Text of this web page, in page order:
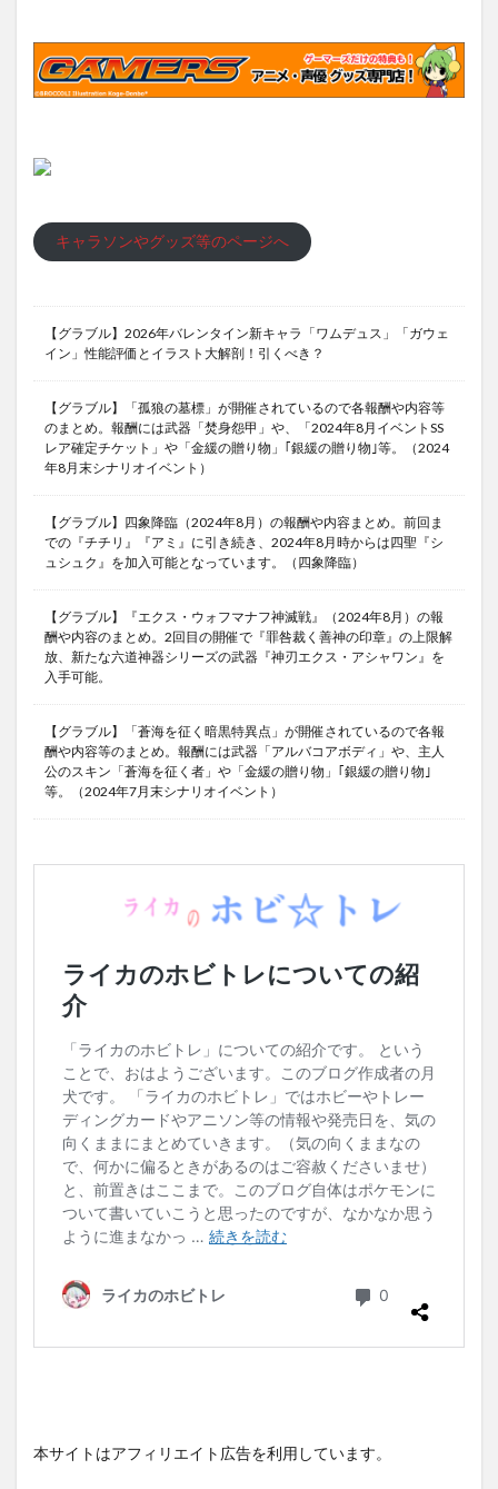
キャラソンやグッズ等のページへ
【グラブル】2026年バレンタイン新キャラ「ワムデュス」「ガウェ
イン」性能評価とイラスト大解剖！引くべき？
【グラブル】「孤狼の墓標」が開催されているので各報酬や内容等
のまとめ。報酬には武器「焚身怨甲」や、「2024年8月イベントSS
レア確定チケット」や「金緩の贈り物」｢銀緩の贈り物｣等。（2024
年8月末シナリオイベント）
【グラブル】四象降臨（2024年8月）の報酬や内容まとめ。前回ま
での『チチリ』『アミ』に引き続き、2024年8月時からは四聖『シ
ュシュク』を加入可能となっています。（四象降臨）
【グラブル】『エクス・ウォフマナフ神滅戦』（2024年8月）の報
酬や内容のまとめ。2回目の開催で『罪咎裁く善神の印章』の上限解
放、新たな六道神器シリーズの武器『神刃エクス・アシャワン』を
入手可能。
【グラブル】「蒼海を征く暗黒特異点」が開催されているので各報
酬や内容等のまとめ。報酬には武器「アルバコアボディ」や、主人
公のスキン「蒼海を征く者」や「金緩の贈り物」｢銀緩の贈り物｣
等。（2024年7月末シナリオイベント）
本サイトはアフィリエイト広告を利用しています。